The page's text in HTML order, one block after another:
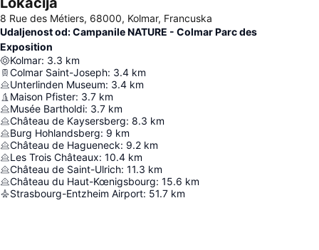
8 Rue des Métiers, 68000, Kolmar, Francuska
Udaljenost od: Campanile NATURE - Colmar Parc des
Exposition
Kolmar: 3.3 km
Colmar Saint-Joseph: 3.4 km
Unterlinden Museum: 3.4 km
Maison Pfister: 3.7 km
Musée Bartholdi: 3.7 km
Château de Kaysersberg: 8.3 km
Burg Hohlandsberg: 9 km
Château de Hagueneck: 9.2 km
Les Trois Châteaux: 10.4 km
Château de Saint-Ulrich: 11.3 km
Château du Haut-Kœnigsbourg: 15.6 km
Strasbourg-Entzheim Airport: 51.7 km